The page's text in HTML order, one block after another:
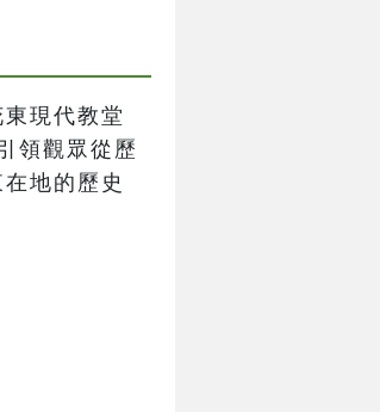
現代教堂
領觀眾從歷
地的歷史